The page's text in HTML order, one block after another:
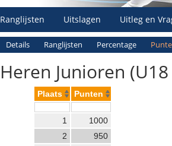
Ranglijsten Uitslagen Uitleg en
Details Ranglijsten Percentage
Junioren
Plaats Punten
1
1000
2
950